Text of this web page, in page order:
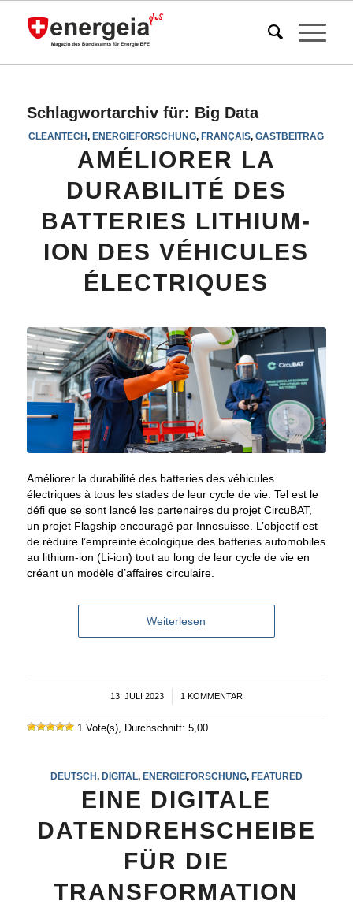
Schlagwortarchiv für: Big Data
CLEANTECH,ENERGIEFORSCHUNG,FRANÇAIS,GASTBEITRAG
AMÉLIORER LA
DURABILITÉ DES
BATTERIES LITHIUM-
ION DES VÉHICULES
ÉLECTRIQUES
Améliorer la durabilité des batteries des véhicules
électriques à tous les stades de leur cycle de vie. Tel est le
défi que se sont lancé les partenaires du projet CircuBAT,
un projet Flagship encouragé par Innosuisse. L’objectif est
de réduire l’empreinte écologique des batteries automobiles
au lithium-ion (Li-ion) tout au long de leur cycle de vie en
créant un modèle d’affaires circulaire.
Weiterlesen
13. JULI 2023 1 KOMMENTAR
1 Vote(s), Durchschnitt: 5,00
DEUTSCH, DIGITAL, ENERGIEFORSCHUNG, FEATURED
EINE DIGITALE
DATENDREHSCHEIBE
FÜR DIE
TRANSFORMATION